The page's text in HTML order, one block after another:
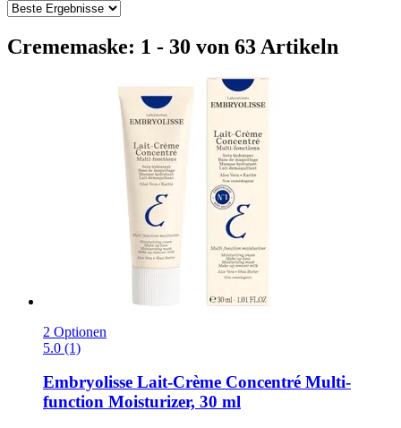
Crememaske: 1 - 30 von 63 Artikeln
2 Optionen
5.0 (1)
Embryolisse Lait-​Crème Concentré Multi-​
function Moisturizer, 30 ml